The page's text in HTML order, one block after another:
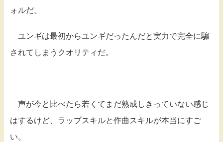
ォルだ。
ユンギは最初からユンギだったんだと実力で完全に騙
されてしまうクオリティだ。
声が今と比べたら若くてまだ熟成しきっていない感じ
はするけど、ラップスキルと作曲スキルが本当にすご
い。